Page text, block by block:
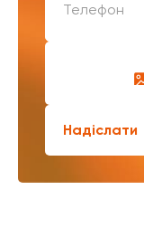
Надіслати